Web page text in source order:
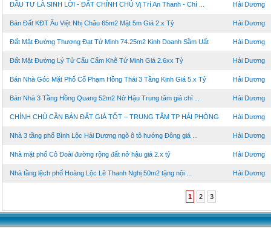
ĐẦU TƯ LÀ SINH LỜI - ĐẤT CHÍNH CHỦ Vị Trí An Thanh - Chí ... Hải Dương
Bán Đất KĐT Âu Việt Nhị Châu 65m2 Mặt 5m Giá 2.x Tỷ Hải Dương
Đất Mặt Đường Thượng Đạt Tứ Minh 74.25m2 Kinh Doanh Sầm Uất Hải Dương
Đất Mặt Đường Lý Tử Cấu Cẩm Khê Tứ Minh Giá 2.6xx Tỷ Hải Dương
Bán Nhà Góc Mặt Phố Cổ Phạm Hồng Thái 3 Tầng Kinh Giá 5.x Tỷ Hải Dương
Bán Nhà 3 Tầng Hồng Quang 52m2 Nở Hậu Trung tâm giá chỉ ... Hải Dương
CHÍNH CHỦ CẦN BÁN ĐẤT GIÁ TỐT – TRUNG TÂM TP HẢI PHÒNG Hải Dương
Nhà 3 tầng phố Bình Lộc Hải Dương ngõ ô tô hướng Đông giá ... Hải Dương
Nhà mặt phố Cô Đoài đường rộng đất nở hậu giá 2.x tỷ Hải Dương
Nhà tầng lệch phố Hoàng Lộc Lê Thanh Nghị 50m2 tặng nội ... Hải Dương
1 2 3